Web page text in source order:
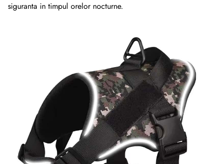
siguranta in timpul orelor nocturne.